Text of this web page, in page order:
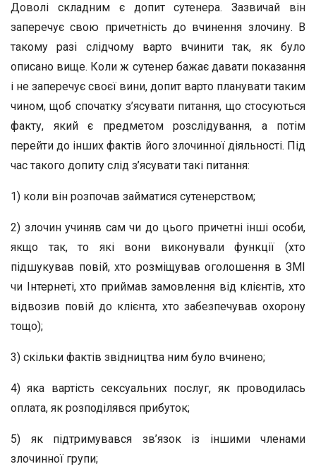
Доволі складним є допит сутенера. Зазвичай він
заперечує свою причетність до вчинення злочину. В
такому разі слідчому варто вчинити так, як було
описано вище. Коли ж сутенер бажає давати показання
і не заперечує своєї вини, допит варто планувати таким
чином, щоб спочатку з’ясувати питання, що стосуються
факту, який є предметом розслідування, а потім
перейти до інших фактів його злочинної діяльності. Під
час такого допиту слід з’ясувати такі питання:
1) коли він розпочав займатися сутенерством;
2) злочин учиняв сам чи до цього причетні інші особи,
якщо так, то які вони виконували функції (хто
підшукував повій, хто розміщував оголошення в ЗМІ
чи Інтернеті, хто приймав замовлення від клієнтів, хто
відвозив повій до клієнта, хто забезпечував охорону
тощо);
3) скільки фактів звідництва ним було вчинено;
4) яка вартість сексуальних послуг, як проводилась
оплата, як розподілявся прибуток;
5) як підтримувався зв’язок із іншими членами
злочинної групи;